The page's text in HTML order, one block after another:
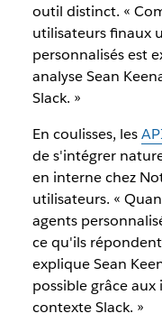
outil distinct. «
utilisateurs finaux
personnalisés est
analyse Sean
Slack. »
En coulisses, les
de s'intégrer
en interne chez
utilisateurs. «
agents
ce qu'ils
explique Sean
possible grâce
contexte Slack. »